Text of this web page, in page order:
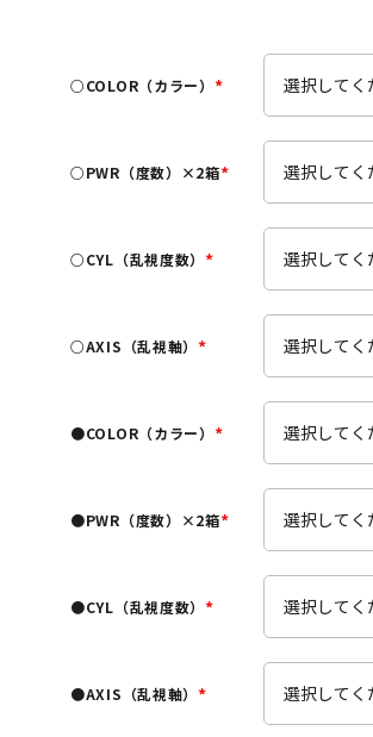
○COLOR（カラー）
)
○PWR（度数）×2箱
○CYL（乱視度数）
)
○AXIS（乱視軸）
)
●COLOR（カラー）
)
●PWR（度数）×2箱
●CYL（乱視度数）
)
●AXIS（乱視軸）